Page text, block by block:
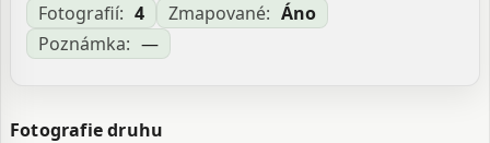
Fotografií: 4 Zmapované: Áno
Poznámka: —
Fotografie druhu